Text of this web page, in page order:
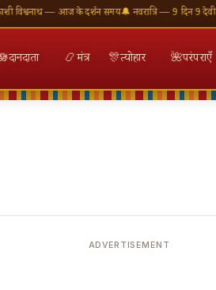
— आज के दर्शन समय🔔 नवरात्रि — 9 दिन 9 देवी
दानदाता 📿मंत्र 🎊त्योहार 🌺परंपराएँ
ADVERTISEMENT